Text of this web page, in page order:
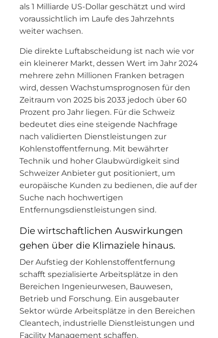
als 1 Milliarde US-Dollar geschätzt und wird
voraussichtlich im Laufe des Jahrzehnts
weiter wachsen.
Die direkte Luftabscheidung ist nach wie vor
ein kleinerer Markt, dessen Wert im Jahr 2024
mehrere zehn Millionen Franken betragen
wird, dessen Wachstumsprognosen für den
Zeitraum von 2025 bis 2033 jedoch über 60
Prozent pro Jahr liegen. Für die Schweiz
bedeutet dies eine steigende Nachfrage
nach validierten Dienstleistungen zur
Kohlenstoffentfernung. Mit bewährter
Technik und hoher Glaubwürdigkeit sind
Schweizer Anbieter gut positioniert, um
europäische Kunden zu bedienen, die auf der
Suche nach hochwertigen
Entfernungsdienstleistungen sind.
Die wirtschaftlichen Auswirkungen
gehen über die Klimaziele hinaus.
Der Aufstieg der Kohlenstoffentfernung
schafft spezialisierte Arbeitsplätze in den
Bereichen Ingenieurwesen, Bauwesen,
Betrieb und Forschung. Ein ausgebauter
Sektor würde Arbeitsplätze in den Bereichen
Cleantech, industrielle Dienstleistungen und
Facility Management schaffen.